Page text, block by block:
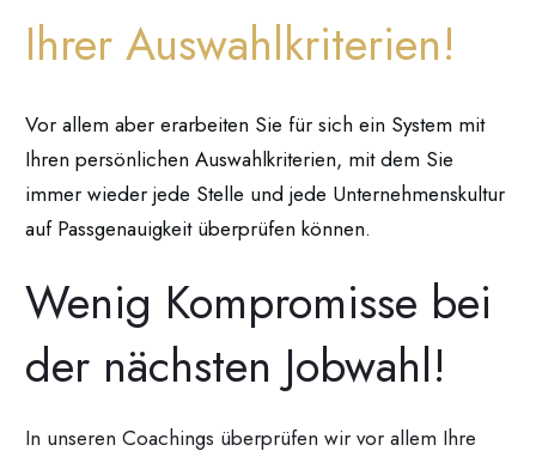
Ihrer Auswahlkriterien!
Vor allem aber erarbeiten Sie für sich ein System mit
Ihren persönlichen Auswahlkriterien, mit dem Sie
immer wieder jede Stelle und jede Unternehmenskultur
auf Passgenauigkeit überprüfen können.
Wenig Kompromisse bei
der nächsten Jobwahl!
In unseren Coachings überprüfen wir vor allem Ihre